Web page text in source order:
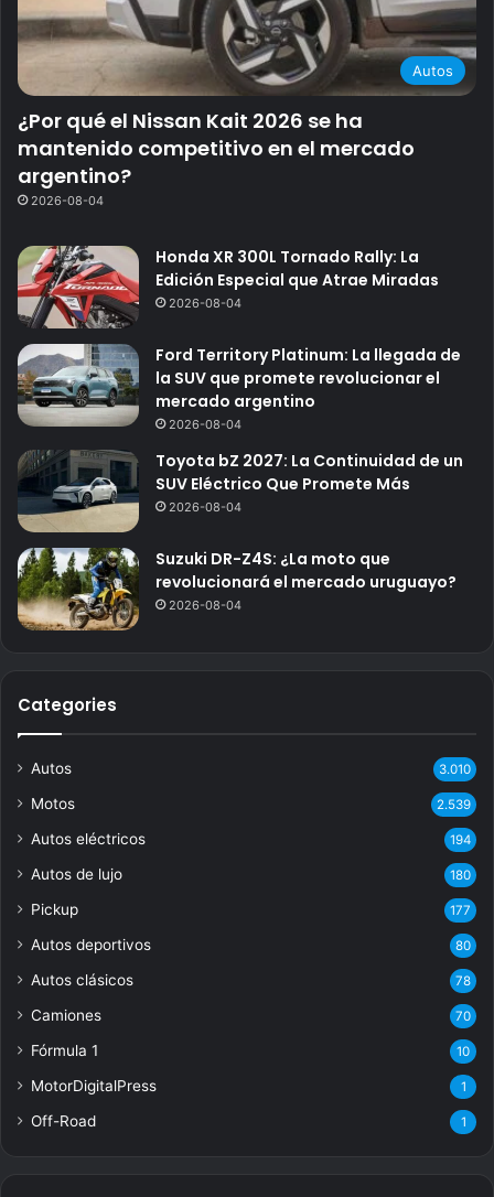
Autos
¿Por qué el Nissan Kait 2026 se ha
mantenido competitivo en el mercado
argentino?
2026-08-04
Honda XR 300L Tornado Rally: La
Edición Especial que Atrae Miradas
2026-08-04
Ford Territory Platinum: La llegada de
la SUV que promete revolucionar el
mercado argentino
2026-08-04
Toyota bZ 2027: La Continuidad de un
SUV Eléctrico Que Promete Más
2026-08-04
Suzuki DR-Z4S: ¿La moto que
revolucionará el mercado uruguayo?
2026-08-04
Categories
Autos 3.010
Motos 2.539
Autos eléctricos 194
Autos de lujo 180
Pickup 177
Autos deportivos 80
Autos clásicos 78
Camiones 70
Fórmula 1 10
MotorDigitalPress 1
Off-Road 1